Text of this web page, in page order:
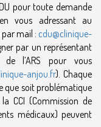
pour toute demande
vous adressant au
mail : cdu@clinique-
par un représentant
l’ARS pour vous
anjou.fr). Chaque
que soit problématique
CCI (Commission de
médicaux) peuvent